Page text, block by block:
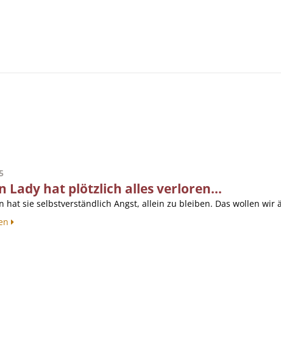
Lady hat plötzlich alles verloren...
hat sie selbstverständlich Angst, allein zu bleiben. Das wollen wir